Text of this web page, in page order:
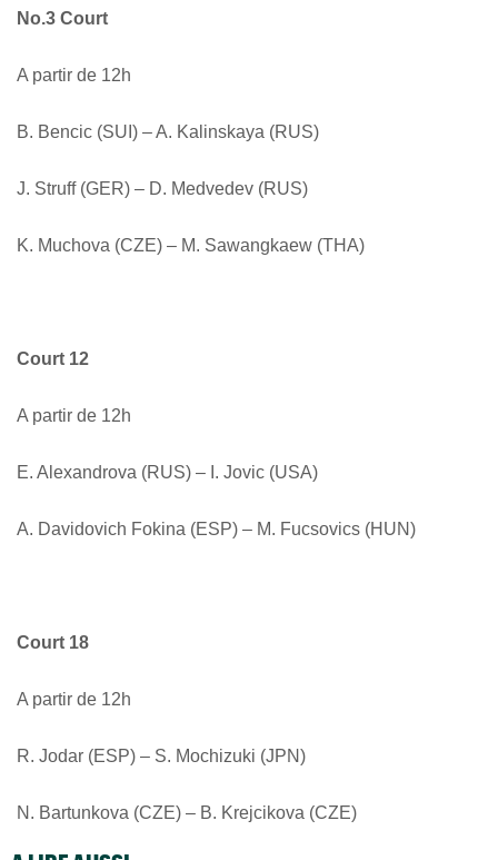
No.3 Court
A partir de 12h
B. Bencic (SUI) – A. Kalinskaya (RUS)
J. Struff (GER) – D. Medvedev (RUS)
K. Muchova (CZE) – M. Sawangkaew (THA)
Court 12
A partir de 12h
E. Alexandrova (RUS) – I. Jovic (USA)
A. Davidovich Fokina (ESP) – M. Fucsovics (HUN)
Court 18
A partir de 12h
R. Jodar (ESP) – S. Mochizuki (JPN)
N. Bartunkova (CZE) – B. Krejcikova (CZE)